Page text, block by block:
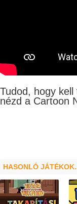
Tudod, hogy
nézd a Cartoon
HASONLÓ